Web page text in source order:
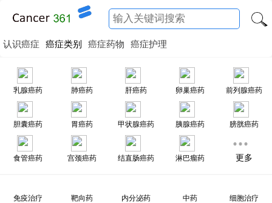
认识癌症 癌症类别 癌症药物 癌症护理
乳腺癌药 肺癌药 肝癌药 卵巢癌药 前列腺癌药
胆囊癌药 胃癌药 甲状腺癌药 胰腺癌药 膀胱癌药
食管癌药 宫颈癌药 结直肠癌药 淋巴瘤药 更多
免疫治疗 靶向药 内分泌药 中药 细胞治疗